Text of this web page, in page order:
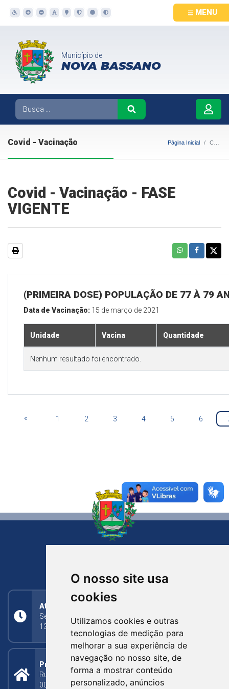
O nosso site usa
cookies
Utilizamos cookies e outras
tecnologias de medição para
melhorar a sua experiência de
navegação no nosso site, de
forma a mostrar conteúdo
personalizado, anúncios
MENU
Município de
NOVA BASSANO
Covid - Vacinação Página Inicial Covid - Vacinação
Covid - Vacinação - FASE
VIGENTE
(PRIMEIRA DOSE) POPULAÇÃO DE 77 À 79
Data de Vacinação: 15 de março de 2021
Unidade Vacina Quantidade
Nenhum resultado foi encontrado.
« 1 2 3 4 5 6
Atendimento
Segunda a Sexta: 8h às 11h30min (manhã);
13h30min às 17h (tarde)
Prefeitura Municipal
Rua Silva Jardim, 505 - Bairro Centro - CEP: 95340-
000